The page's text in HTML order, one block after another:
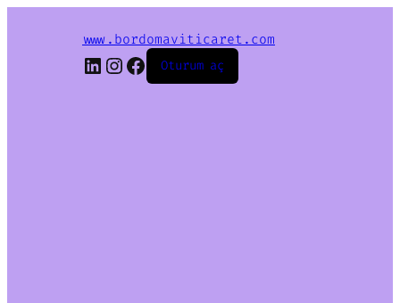
www.bordomaviticaret.com
LinkedIn
Instagram
Facebook
Oturum aç